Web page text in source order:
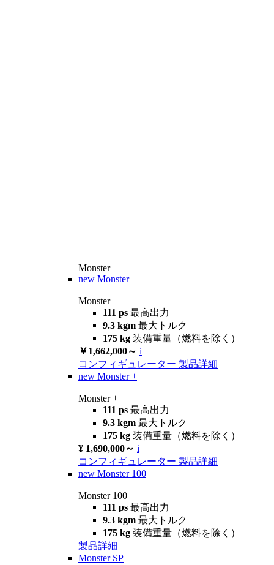
Monster
new Monster
Monster
111 ps 最高出力
9.3 kgm 最大トルク
175 kg 装備重量（燃料を除く）
￥1,662,000～ i
コンフィギュレーター 製品詳細
new Monster +
Monster +
111 ps 最高出力
9.3 kgm 最大トルク
175 kg 装備重量（燃料を除く）
¥ 1,690,000～ i
コンフィギュレーター 製品詳細
new Monster 100
Monster 100
111 ps 最高出力
9.3 kgm 最大トルク
175 kg 装備重量（燃料を除く）
製品詳細
Monster SP